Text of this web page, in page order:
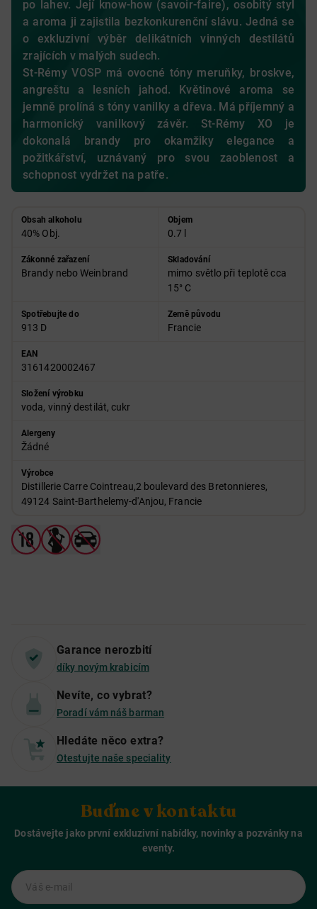
po lahev. Její know-how (savoir-faire), osobitý styl
a aroma ji zajistila bezkonkurenční slávu. Jedná se
o exkluzivní výběr delikátních vinných destilátů
zrajících v malých sudech.
St-Rémy VOSP má ovocné tóny meruňky, broskve,
angreštu a lesních jahod. Květinové aroma se
jemně prolíná s tóny vanilky a dřeva. Má příjemný a
harmonický vanilkový závěr. St-Rémy XO je
dokonalá brandy pro okamžiky elegance a
požitkářství, uznávaný pro svou zaoblenost a
schopnost vydržet na patře.
Obsah alkoholu
40% Obj.
Objem
0.7 l
Zákonné zařazení
Brandy nebo Weinbrand
Skladování
mimo světlo při teplotě cca
15° C
Spotřebujte do
913 D
Země původu
Francie
EAN
3161420002467
Složení výrobku
voda, vinný destilát, cukr
Alergeny
Žádné
Výrobce
Distillerie Carre Cointreau,2 boulevard des Bretonnieres,
49124 Saint-Barthelemy-d'Anjou, Francie
Garance nerozbití
díky novým krabicím
Nevíte, co vybrat?
Poradí vám náš barman
Hledáte něco extra?
Otestujte naše speciality
Buďme v kontaktu
Dostávejte jako první exkluzivní nabídky, novinky a pozvánky na
eventy.
Váš e-mail